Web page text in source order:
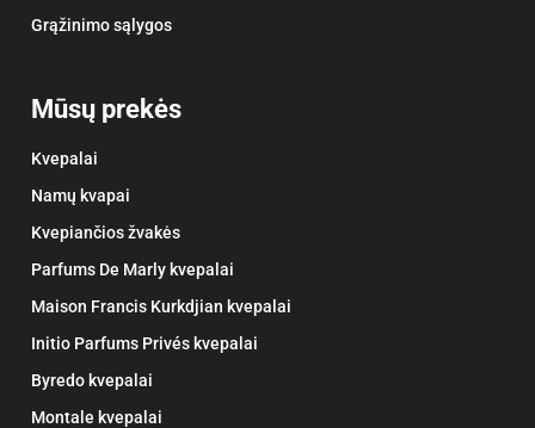
Grąžinimo sąlygos
Mūsų prekės
Kvepalai
Namų kvapai
Kvepiančios žvakės
Parfums De Marly kvepalai
Maison Francis Kurkdjian kvepalai
Initio Parfums Privés kvepalai
Byredo kvepalai
Montale kvepalai